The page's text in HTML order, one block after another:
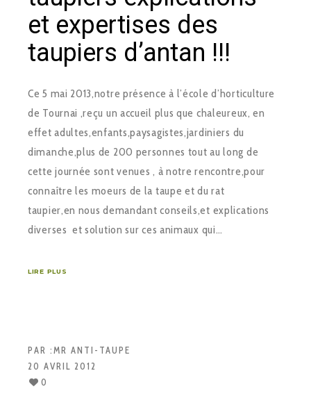
et expertises des
taupiers d’antan !!!
Ce 5 mai 2013,notre présence à l’école d’horticulture
de Tournai ,reçu un accueil plus que chaleureux, en
effet adultes,enfants,paysagistes,jardiniers du
dimanche,plus de 200 personnes tout au long de
cette journée sont venues , à notre rencontre,pour
connaître les moeurs de la taupe et du rat
taupier,en nous demandant conseils,et explications
diverses et solution sur ces animaux qui…
LIRE PLUS
PAR :MR ANTI-TAUPE
20 AVRIL 2012
0